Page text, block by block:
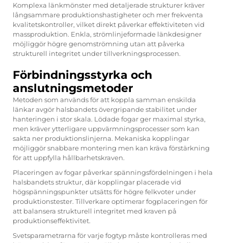
Komplexa länkmönster med detaljerade strukturer kräver
långsammare produktionshastigheter och mer frekventa
kvalitetskontroller, vilket direkt påverkar effektiviteten vid
massproduktion. Enkla, strömlinjeformade länkdesigner
möjliggör högre genomströmning utan att påverka
strukturell integritet under tillverkningsprocessen.
Förbindningsstyrka och
anslutningsmetoder
Metoden som används för att koppla samman enskilda
länkar avgör halsbandets övergripande stabilitet under
hanteringen i stor skala. Lödade fogar ger maximal styrka,
men kräver ytterligare uppvärmningsprocesser som kan
sakta ner produktionslinjerna. Mekaniska kopplingar
möjliggör snabbare montering men kan kräva förstärkning
för att uppfylla hållbarhetskraven.
Placeringen av fogar påverkar spänningsfördelningen i hela
halsbandets struktur, där kopplingar placerade vid
högspänningspunkter utsätts för högre felkvoter under
produktionstester. Tillverkare optimerar fogplaceringen för
att balansera strukturell integritet med kraven på
produktionseffektivitet.
Svetsparametrarna för varje fogtyp måste kontrolleras med